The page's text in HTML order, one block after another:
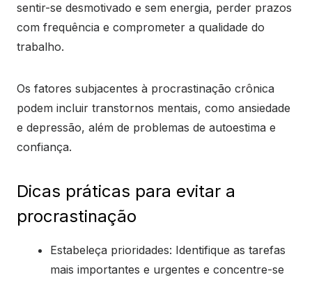
sentir-se desmotivado e sem energia, perder prazos
com frequência e comprometer a qualidade do
trabalho.
Os fatores subjacentes à procrastinação crônica
podem incluir transtornos mentais, como ansiedade
e depressão, além de problemas de autoestima e
confiança.
Dicas práticas para evitar a
procrastinação
Estabeleça prioridades: Identifique as tarefas
mais importantes e urgentes e concentre-se